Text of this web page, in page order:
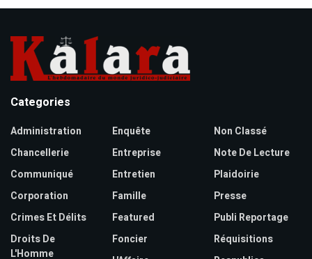
Categories
Administration
Chancellerie
Communiqué
Corporation
Crimes Et Délits
Droits De
L'Homme
Enquête
Entreprise
Entretien
Famille
Featured
Foncier
Non Classé
Note De Lecture
Plaidoirie
Presse
Publi Reportage
Réquisitions